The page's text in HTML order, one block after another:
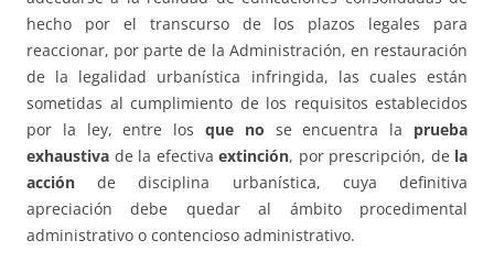
hecho por el transcurso de los plazos legales para
reaccionar, por parte de la Administración, en restauración
de la legalidad urbanística infringida, las cuales están
sometidas al cumplimiento de los requisitos establecidos
por la ley, entre los que no se encuentra la prueba
exhaustiva de la efectiva extinción, por prescripción, de la
acción de disciplina urbanística, cuya definitiva
apreciación debe quedar al ámbito procedimental
administrativo o contencioso administrativo.